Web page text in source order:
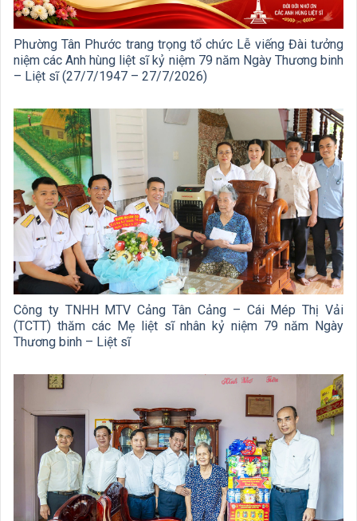
Phường Tân Phước trang trọng tổ chức Lễ viếng Đài tưởng
niệm các Anh hùng liệt sĩ kỷ niệm 79 năm Ngày Thương binh
– Liệt sĩ (27/7/1947 – 27/7/2026)
Công ty TNHH MTV Cảng Tân Cảng – Cái Mép Thị Vải
(TCTT) thăm các Mẹ liệt sĩ nhân kỷ niệm 79 năm Ngày
Thương binh – Liệt sĩ